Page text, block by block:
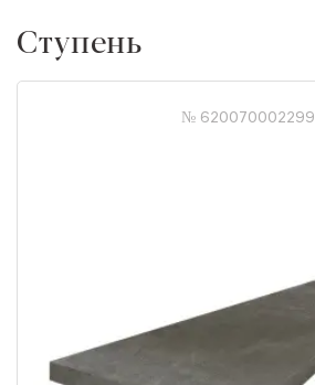
Ступень
№ 620070002299